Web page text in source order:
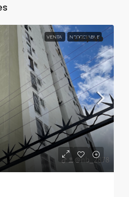
VENTA NEGOCIABLE
US$ 40